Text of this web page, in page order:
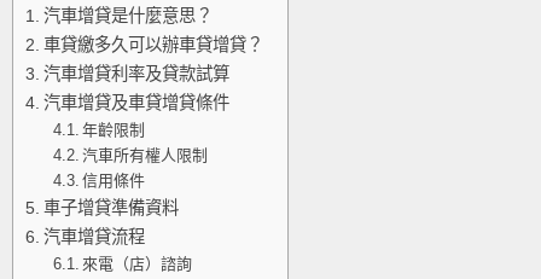
汽車增貸是什麼意思？
車貸繳多久可以辦車貸增貸？
汽車增貸利率及貸款試算
汽車增貸及車貸增貸條件
年齡限制
汽車所有權人限制
信用條件
車子增貸準備資料
汽車增貸流程
來電（店）諮詢